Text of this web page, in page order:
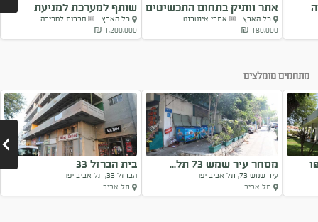
אתר וותיק בתחום התכשיטים
למכירה
כל הארץ
אתרי אינטרנט
180,000 ₪
שותף למערכת למניעת
הצפות מים
כל הארץ
חברות למכירה
1,200,000 ₪
מתחמים מומלצים
מסחר עיר שמש 73 תל...
עיר שמש 73, תל אביב יפו
תל אביב
בית הברזל 33
הברזל 33, תל אביב יפו
תל אביב